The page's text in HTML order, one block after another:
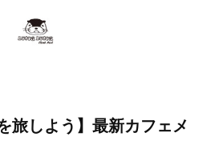
旅しよう】最新カフェメ